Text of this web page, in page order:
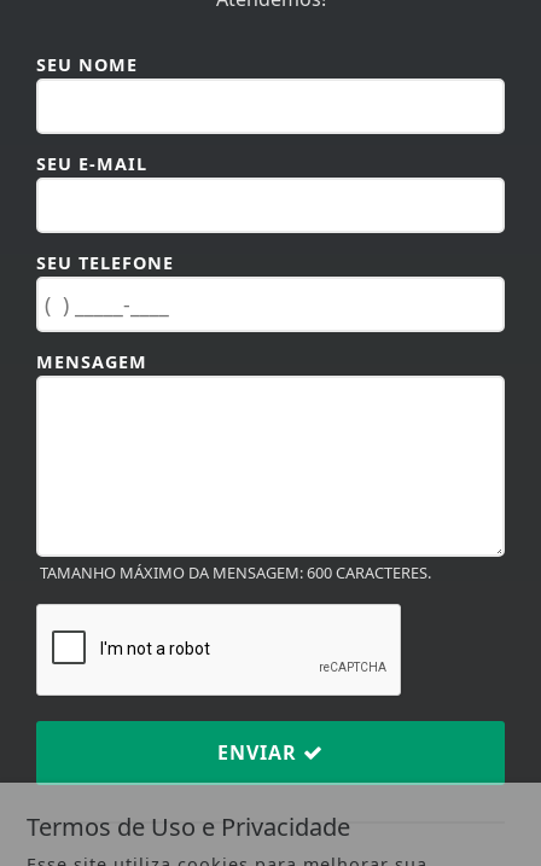
SEU NOME
SEU E-MAIL
SEU TELEFONE
MENSAGEM
TAMANHO MÁXIMO DA MENSAGEM: 600 CARACTERES.
ENVIAR
Termos de Uso e Privacidade